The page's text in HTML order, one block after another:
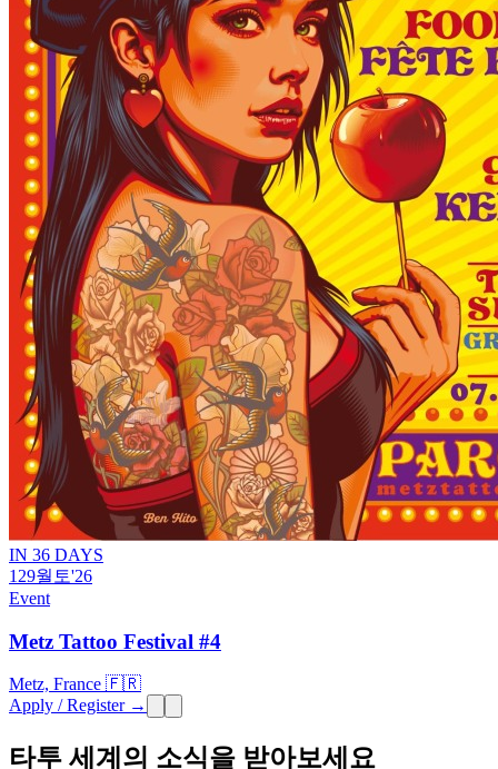
IN 36 DAYS
129월 토'26
Event
Metz Tattoo Festival #4
Metz, France 🇫🇷
Apply / Register →
타투 세계의 소식을 받아보세요